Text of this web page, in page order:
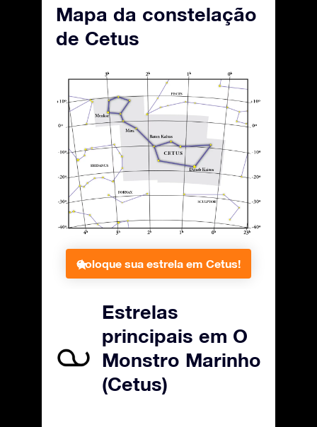
Mapa da constelação
de Cetus
Coloque sua estrela em Cetus!
Estrelas
principais em O
Monstro Marinho
(Cetus)